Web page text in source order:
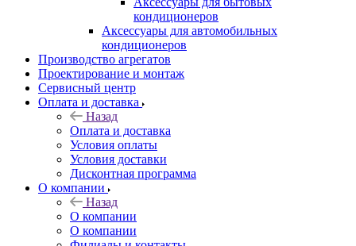
кондиционеров
Аксессуары для автомобильных
кондиционеров
Производство агрегатов
Проектирование и монтаж
Сервисный центр
Оплата и доставка
Назад
Оплата и доставка
Условия оплаты
Условия доставки
Дисконтная программа
О компании
Назад
О компании
О компании